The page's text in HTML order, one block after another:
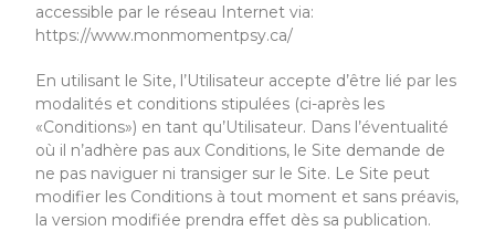
accessible par le réseau Internet via:
https://www.monmomentpsy.ca/
En utilisant le Site, l’Utilisateur accepte d’être lié par les
modalités et conditions stipulées (ci-après les
«Conditions») en tant qu’Utilisateur. Dans l’éventualité
où il n’adhère pas aux Conditions, le Site demande de
ne pas naviguer ni transiger sur le Site. Le Site peut
modifier les Conditions à tout moment et sans préavis,
la version modifiée prendra effet dès sa publication.